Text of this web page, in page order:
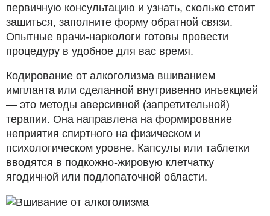
первичную консультацию и узнать, сколько стоит
зашиться, заполните форму обратной связи.
Опытные врачи-наркологи готовы провести
процедуру в удобное для вас время.
Кодирование от алкоголизма вшиванием
импланта или сделанной внутривенно инъекцией
— это методы аверсивной (запретительной)
терапии. Она направлена на формирование
неприятия спиртного на физическом и
психологическом уровне. Капсулы или таблетки
вводятся в подкожно-жировую клетчатку
ягодичной или подлопаточной области.